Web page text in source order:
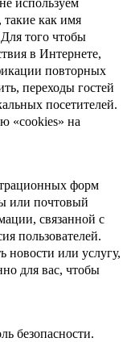
используем
как имя
того чтобы
в Интернете,
повторных
переходы гостей
посетителей.
«cookies» на
форм
или почтовый
связанной с
пользователей.
новости или услугу,
для вас, чтобы
безопасности.